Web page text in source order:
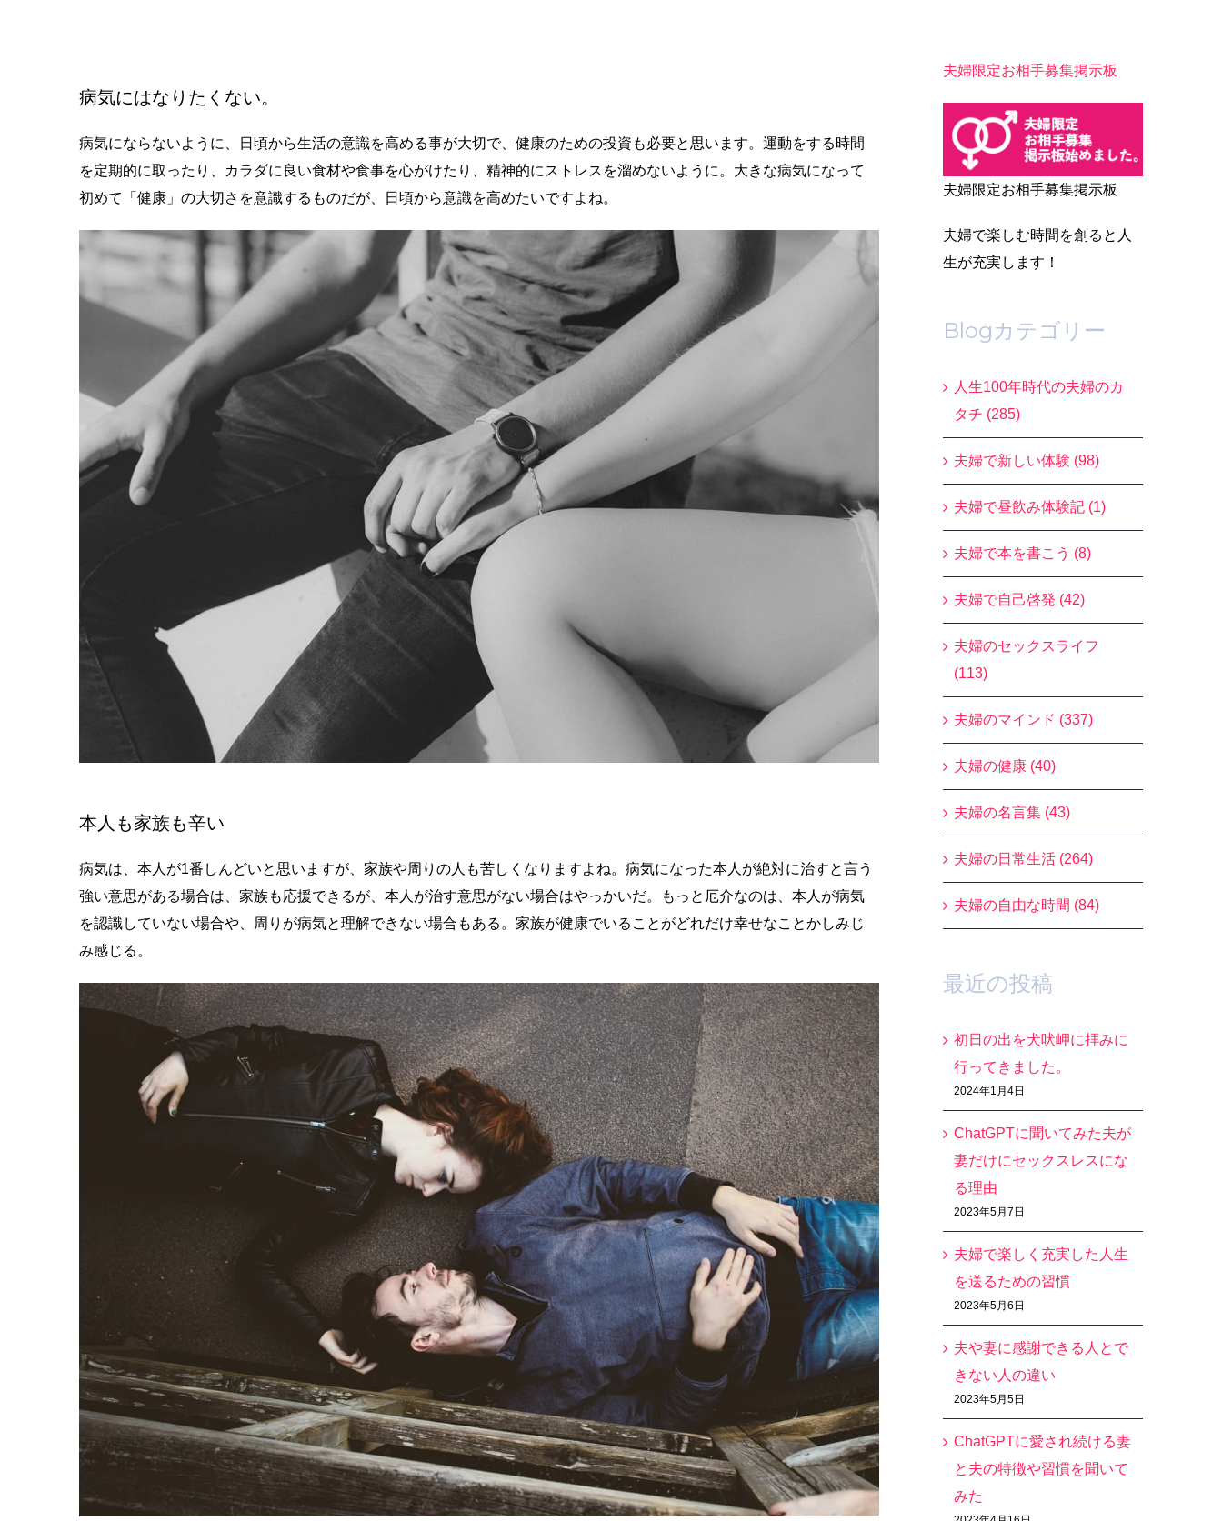
病気にはなりたくない。
病気にならないように、日頃から生活の意識を高める事が大切で、健康のための投資も必要と思います。運動をする時間
を定期的に取ったり、カラダに良い食材や食事を心がけたり、精神的にストレスを溜めないように。大きな病気になって
初めて「健康」の大切さを意識するものだが、日頃から意識を高めたいですよね。
本人も家族も辛い
病気は、本人が1番しんどいと思いますが、家族や周りの人も苦しくなりますよね。病気になった本人が絶対に治すと言う
強い意思がある場合は、家族も応援できるが、本人が治す意思がない場合はやっかいだ。もっと厄介なのは、本人が病気
を認識していない場合や、周りが病気と理解できない場合もある。家族が健康でいることがどれだけ幸せなことかしみじ
み感じる。
夫婦限定お相手募集掲示板
夫婦限定お相手募集掲示板
夫婦で楽しむ時間を創ると人
生が充実します！
Blogカテゴリー
人生100年時代の夫婦のカ
タチ (285)
夫婦で新しい体験 (98)
夫婦で昼飲み体験記 (1)
夫婦で本を書こう (8)
夫婦で自己啓発 (42)
夫婦のセックスライフ
(113)
夫婦のマインド (337)
夫婦の健康 (40)
夫婦の名言集 (43)
夫婦の日常生活 (264)
夫婦の自由な時間 (84)
最近の投稿
初日の出を犬吠岬に拝みに
行ってきました。
2024年1月4日
ChatGPTに聞いてみた夫が
妻だけにセックスレスにな
る理由
2023年5月7日
夫婦で楽しく充実した人生
を送るための習慣
2023年5月6日
夫や妻に感謝できる人とで
きない人の違い
2023年5月5日
ChatGPTに愛され続ける妻
と夫の特徴や習慣を聞いて
みた